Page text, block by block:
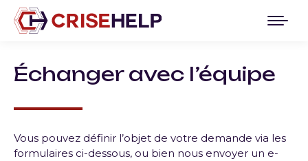
Échanger avec l’équipe
Vous pouvez définir l’objet de votre demande via les
formulaires ci-dessous, ou bien nous envoyer un e-